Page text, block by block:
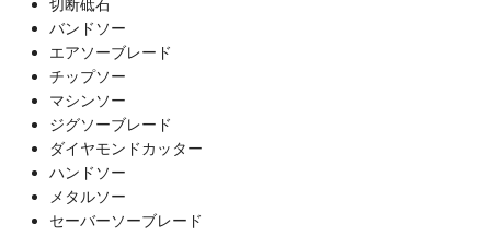
切断砥石
バンドソー
エアソーブレード
チップソー
マシンソー
ジグソーブレード
ダイヤモンドカッター
ハンドソー
メタルソー
セーバーソーブレード